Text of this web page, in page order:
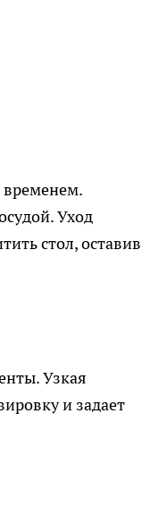
временем.
Уход
стол, оставив
Узкая
и задает